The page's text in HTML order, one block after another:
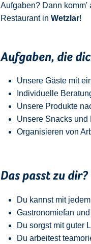
Aufgaben? Dann komm'
Restaurant in Wetzlar!
Aufgaben, die
Unsere Gäste mit
Individuelle
Unsere Produkte
Unsere Snacks und
Organisieren von
Das passt zu dir?
Du kannst mit jedem
Gastronomiefan und
Du sorgst mit guter
Du arbeitest